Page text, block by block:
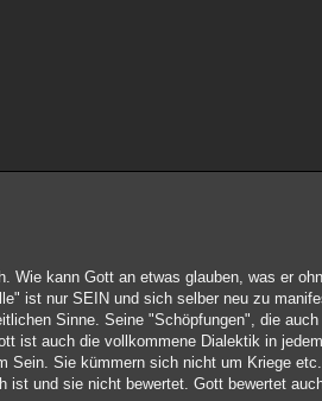
kann Gott an etwas glauben, was er
ist nur SEIN und sich selber neu zu
Sinne. Seine "Schöpfungen", die
ist auch die vollkommene Dialektik in
Sein. Sie kümmern sich nicht um Kriege
und sie nicht bewertet. Gott bewertet